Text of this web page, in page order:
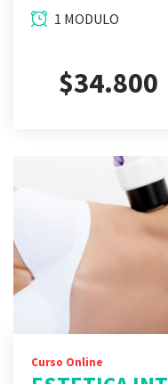
1 MODULO
$34.800
Curso Online